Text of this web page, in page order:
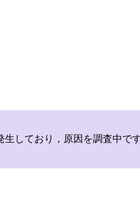
しており，原因を調査中で